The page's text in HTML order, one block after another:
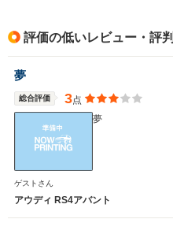
評価の低いレビュー・評判
夢
総合評価 3点
夢
ゲストさん
アウディ RS4アバント